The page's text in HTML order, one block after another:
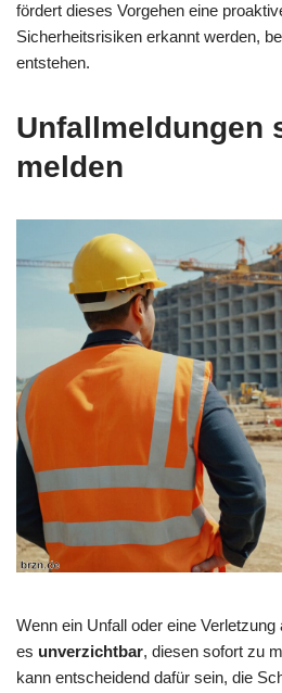
fördert dieses Vorgehen eine
Sicherheitsrisiken erkannt werden,
entstehen.
Unfallmeldungen
melden
Wenn ein Unfall oder eine
es unverzichtbar, diesen sofort zu
kann entscheidend dafür sein, die